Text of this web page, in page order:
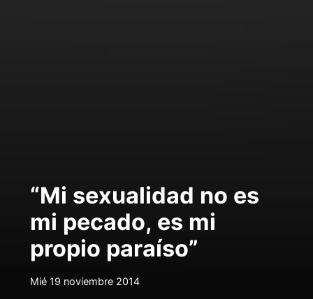
“Mi sexualidad no es
mi pecado, es mi
propio paraíso”
Mié 19 noviembre 2014